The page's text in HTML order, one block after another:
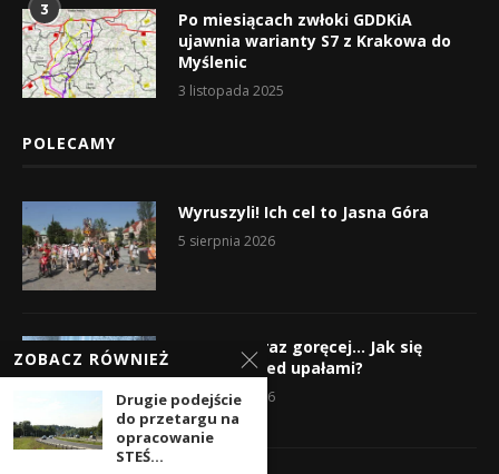
3
Po miesiącach zwłoki GDDKiA
ujawnia warianty S7 z Krakowa do
Myślenic
3 listopada 2025
POLECAMY
Wyruszyli! Ich cel to Jasna Góra
5 sierpnia 2026
Gorąco, coraz goręcej… Jak się
chronić przed upałami?
4 sierpnia 2026
ZOBACZ RÓWNIEŻ
Drugie podejście
do przetargu na
opracowanie
STEŚ...